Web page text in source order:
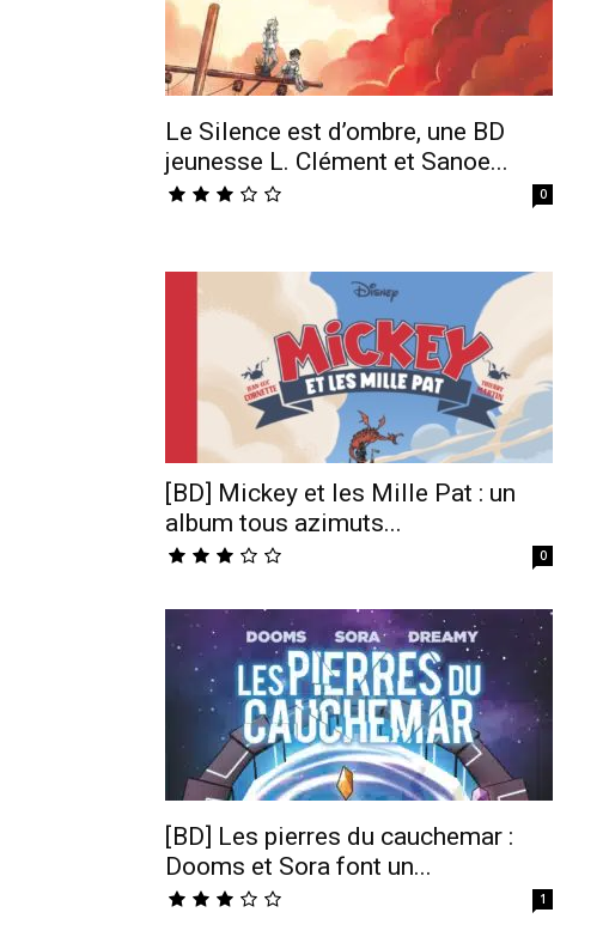
Le Silence est d’ombre, une BD
jeunesse L. Clément et Sanoe...
0
[BD] Mickey et les Mille Pat : un
album tous azimuts...
0
[BD] Les pierres du cauchemar :
Dooms et Sora font un...
1